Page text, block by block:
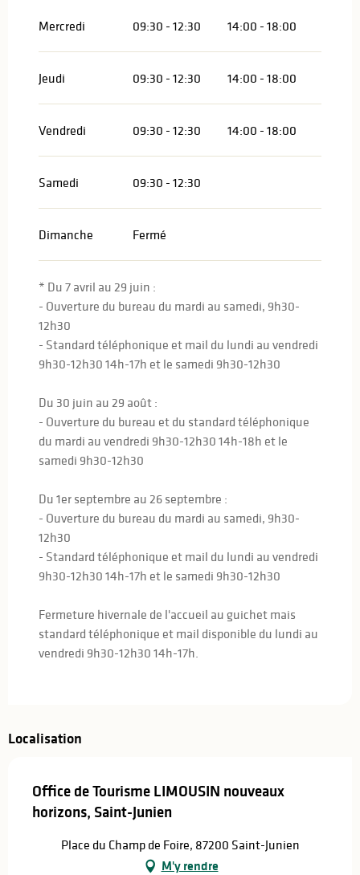
Mercredi 09:30 - 12:30 14:00 - 18:00
Jeudi 09:30 - 12:30 14:00 - 18:00
Vendredi 09:30 - 12:30 14:00 - 18:00
Samedi 09:30 - 12:30
Dimanche Fermé
* Du 7 avril au 29 juin :
- Ouverture du bureau du mardi au samedi, 9h30-
12h30
- Standard téléphonique et mail du lundi au vendredi
9h30-12h30 14h-17h et le samedi 9h30-12h30
Du 30 juin au 29 août :
- Ouverture du bureau et du standard téléphonique
du mardi au vendredi 9h30-12h30 14h-18h et le
samedi 9h30-12h30
Du 1er septembre au 26 septembre :
- Ouverture du bureau du mardi au samedi, 9h30-
12h30
- Standard téléphonique et mail du lundi au vendredi
9h30-12h30 14h-17h et le samedi 9h30-12h30
Fermeture hivernale de l'accueil au guichet mais
standard téléphonique et mail disponible du lundi au
vendredi 9h30-12h30 14h-17h.
Localisation
Office de Tourisme LIMOUSIN nouveaux
horizons, Saint-Junien
Place du Champ de Foire, 87200 Saint-Junien
M'y rendre